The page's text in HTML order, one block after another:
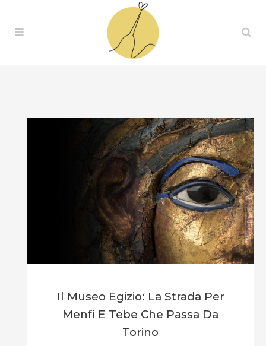
Il Museo Egizio: La Strada Per
Menfi E Tebe Che Passa Da
Torino